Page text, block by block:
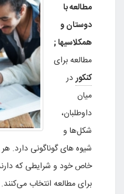
مطالعه با
دوستان و
همکلاسیها ;
مطالعه برای
کنکوردر
میان
داوطلبان،
شکل‌ها و
شیوه های گوناگونی دارد. هر
خاص خود و شرایطی که
برای مطالعه انتخاب می‌کنند.